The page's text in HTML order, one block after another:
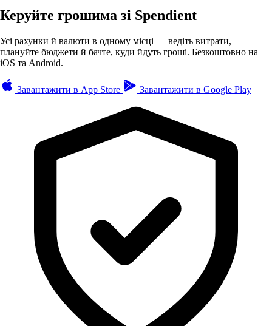
Керуйте грошима зі Spendient
Усі рахунки й валюти в одному місці — ведіть витрати,
плануйте бюджети й бачте, куди йдуть гроші. Безкоштовно на
iOS та Android.
Завантажити в App Store Завантажити в Google Play